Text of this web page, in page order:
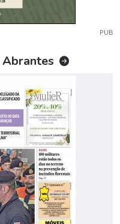
PUB
Abrantes